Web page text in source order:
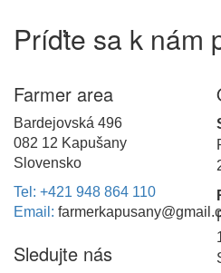
Príďte sa k nám
Farmer area
Bardejovská 496
082 12 Kapušany
Slovensko
Tel: +421 948 864 110
Email:
Sledujte nás